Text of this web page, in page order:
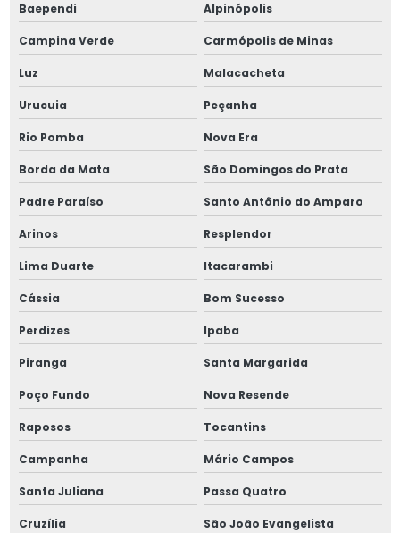
Baependi Alpinópolis
Campina Verde Carmópolis de Minas
Luz Malacacheta
Urucuia Peçanha
Rio Pomba Nova Era
Borda da Mata São Domingos do Prata
Padre Paraíso Santo Antônio do Amparo
Arinos Resplendor
Lima Duarte Itacarambi
Cássia Bom Sucesso
Perdizes Ipaba
Piranga Santa Margarida
Poço Fundo Nova Resende
Raposos Tocantins
Campanha Mário Campos
Santa Juliana Passa Quatro
Cruzília São João Evangelista